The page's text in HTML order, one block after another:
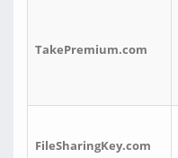
TakePremium.com
FileSharingKey.com